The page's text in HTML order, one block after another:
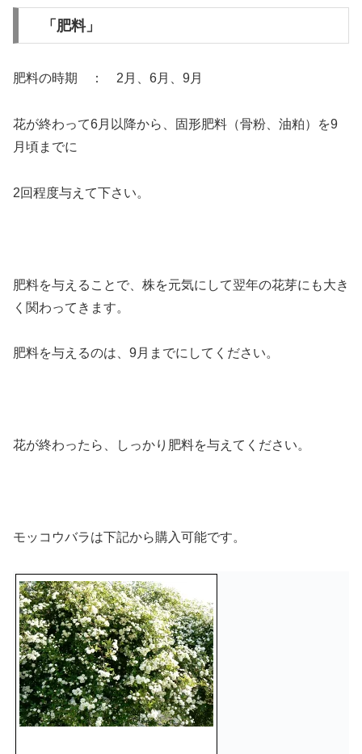
「肥料」
肥料の時期 ： 2月、6月、9月
花が終わって6月以降から、固形肥料（骨粉、油粕）を9
月頃までに
2回程度与えて下さい。
肥料を与えることで、株を元気にして翌年の花芽にも大き
く関わってきます。
肥料を与えるのは、9月までにしてください。
花が終わったら、しっかり肥料を与えてください。
モッコウバラは下記から購入可能です。